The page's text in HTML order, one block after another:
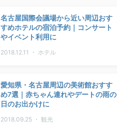
名古屋国際会議場から近い周辺おす
すめホテルの宿泊予約｜コンサート
やイベント利用に
2018.12.11 ・ ホテル
愛知県・名古屋周辺の美術館おすす
め7選｜赤ちゃん連れやデートの雨の
日のお出かけに
2018.09.25 ・ 観光